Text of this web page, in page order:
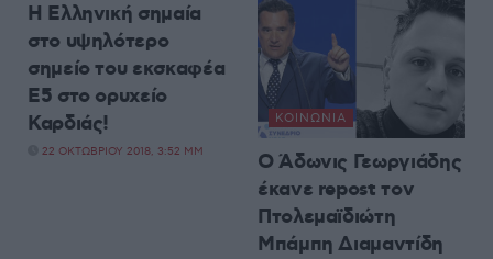
Η Ελληνική σημαία
στο υψηλότερο
σημείο του εκσκαφέα
Ε5 στο ορυχείο
Καρδιάς!
22 ΟΚΤΩΒΡΊΟΥ 2018, 3:52 ΜΜ
ΚΟΙΝΩΝΊΑ
Ο Άδωνις Γεωργιάδης
έκανε repost τον
Πτολεμαϊδιώτη
Μπάμπη Διαμαντίδη